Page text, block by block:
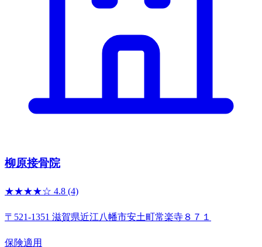
柳原接骨院
★★★★☆ 4.8 (4)
〒521-1351 滋賀県近江八幡市安土町常楽寺８７１
保険適用